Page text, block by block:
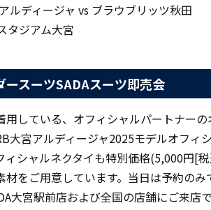
ルディージャ vs ブラウブリッツ秋田
タジアム大宮
ースーツSADAスーツ即売会
用している、オフィシャルパートナー
大宮アルディージャ2025モデルオフ
ィシャルネクタイも特別価格(5,000円[
材をご用意しています。当日は予約の
大宮駅前店および全国の店舗にご来